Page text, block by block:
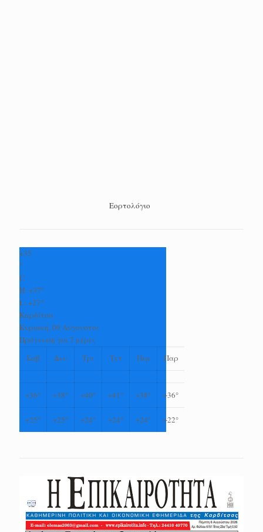
Εορτολόγιο
+35
°
C
H: +37°
L: +27°
Καρδίτσα
Κυριακή, 09 Αύγουστος
Πρόγνωση για 7 μέρες
Σαβ
Δευ Τρι Τετ Πεμ Παρ
+36° +38° +40° +41° +38° +36°
+25° +25° +24° +24° +24° +22°